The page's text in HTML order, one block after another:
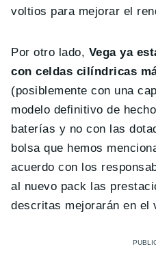
voltios para mejorar el
Por otro lado, Vega ya
con celdas cilíndricas
(posiblemente con una
modelo definitivo de
baterías y no con las
bolsa que hemos
acuerdo con los
al nuevo pack las
descritas mejorarán en el